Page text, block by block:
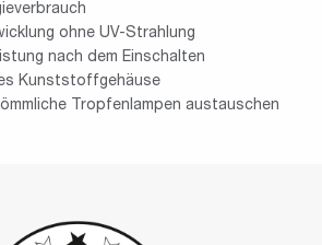
ohne UV-Strahlung
nach dem Einschalten
Kunststoffgehäuse
Tropfenlampen austauschen